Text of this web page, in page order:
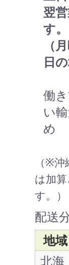
翌
す。
（
日
働
い
め
（※
は加
す。）
配送
地域
北海